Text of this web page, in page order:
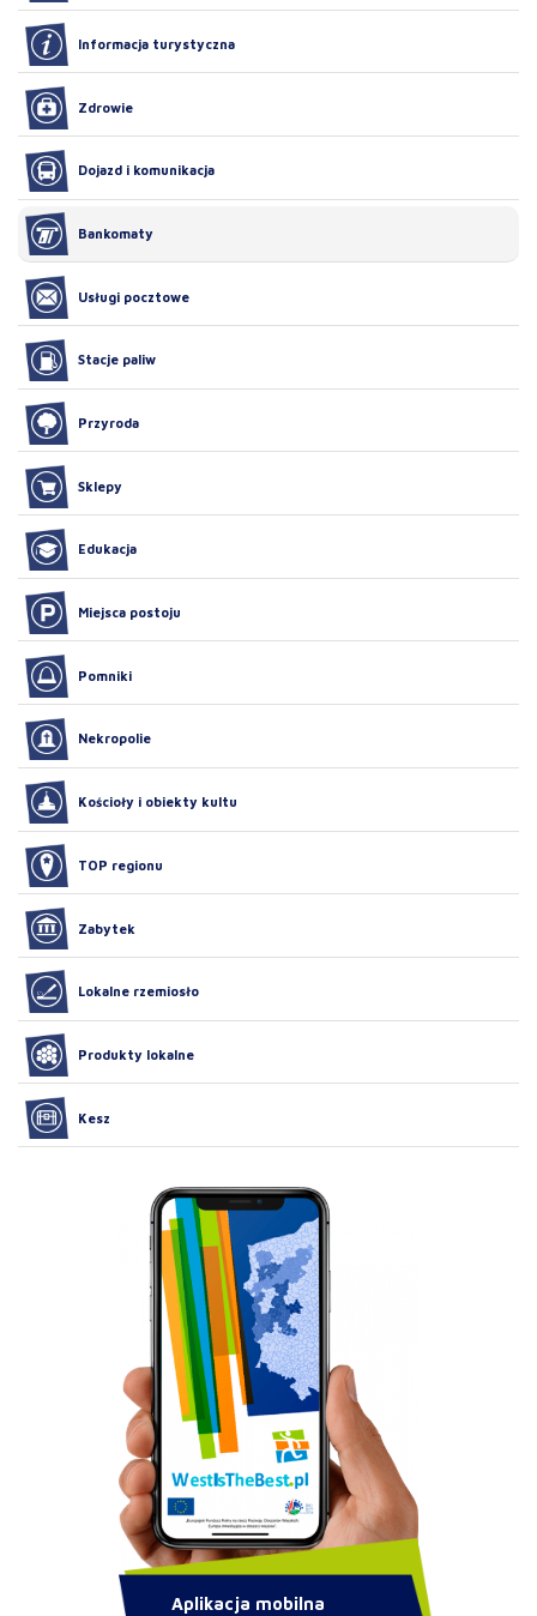
Informacja turystyczna
Zdrowie
Dojazd i komunikacja
Bankomaty
Usługi pocztowe
Stacje paliw
Przyroda
Sklepy
Edukacja
Miejsca postoju
Pomniki
Nekropolie
Kościoły i obiekty kultu
TOP regionu
Zabytek
Lokalne rzemiosło
Produkty lokalne
Kesz
Aplikacja mobilna